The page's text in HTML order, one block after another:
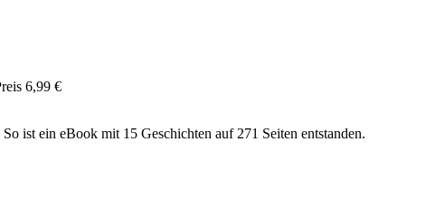
6,99 €
ist ein eBook mit 15 Geschichten auf 271 Seiten entstanden.